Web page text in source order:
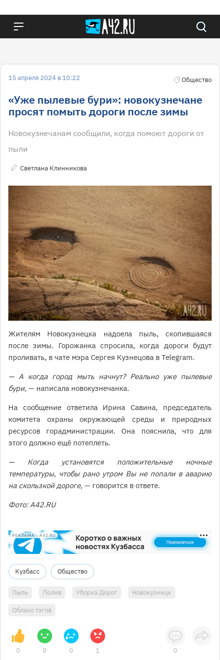
15 апреля 2024 в 10:22 Общество
«Уже пылевые бури»: новокузнечане
просят помыть дороги после зимы
Новокузнечанам сообщили, когда помоют дороги от
пыли
Светлана Клинникова
Жителям Новокузнецка надоела пыль, скопившаяся
после зимы. Горожанка спросила, когда дороги будут
проливать, в чате мэра Сергея Кузнецова в Telegram.
— А когда город мыть начнут? Реально уже пылевые
бури, — написала новокузнечанка.
На сообщение ответила Ирина Савина, председатель
комитета охраны окружающей среды и природных
ресурсов горадминистрации. Она пояснила, что для
этого должно ещё потеплеть.
— Когда установятся положительные ночные
температуры, чтобы рано утром Вы не попали в аварию
на скользкой дороге, — говорится в ответе.
Фото: A42.RU
РЕКЛАМА • A42.RU
Кузбасс Общество
Пыль Полив Уборка Дорог Новокузнецк
Облако тэгов
0 0 0 1 0